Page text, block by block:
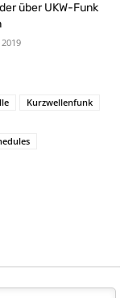
über UKW-Funk
Kurzwellenfunk